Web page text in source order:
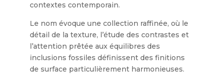
contextes contemporain.
Le nom évoque une collection raffinée, où le
détail de la texture, l’étude des contrastes et
l’attention prêtée aux équilibres des
inclusions fossiles définissent des finitions
de surface particulièrement harmonieuses.